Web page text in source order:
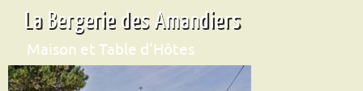
Inhalt
springen
La Bergerie des Amandiers
Maison et Table d'Hôtes